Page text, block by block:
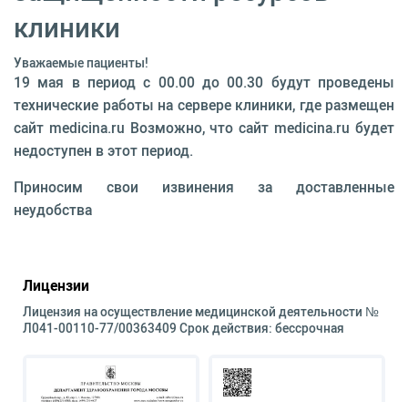
клиники
Уважаемые пациенты!
19 мая в период с 00.00 до 00.30 будут проведены
технические работы на сервере клиники, где размещен
сайт medicina.ru Возможно, что сайт medicina.ru будет
недоступен в этот период.
Приносим свои извинения за доставленные
неудобства
Лицензии
Лицензия на осуществление медицинской деятельности №
Л041-00110-77/00363409 Срок действия: бессрочная